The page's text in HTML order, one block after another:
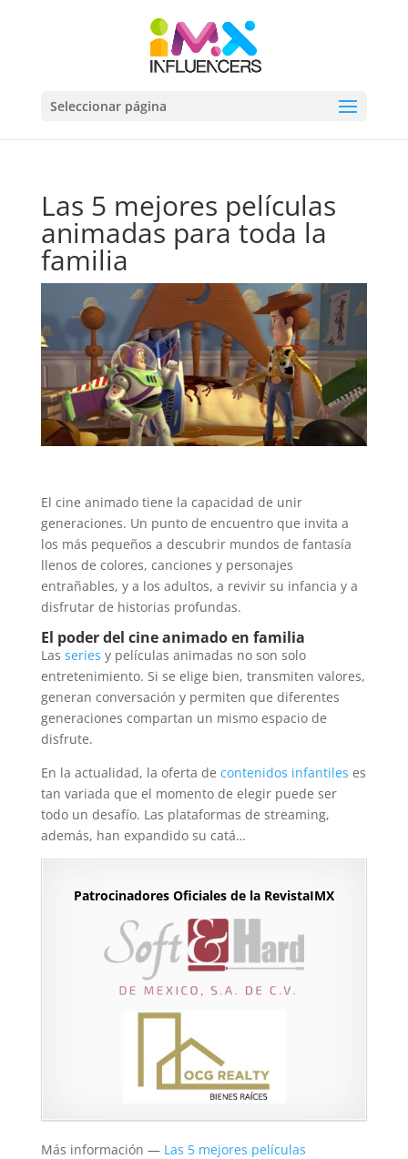
Seleccionar página
Las 5 mejores películas
animadas para toda la
familia
El cine animado tiene la capacidad de unir
generaciones. Un punto de encuentro que invita a
los más pequeños a descubrir mundos de fantasía
llenos de colores, canciones y personajes
entrañables, y a los adultos, a revivir su infancia y a
disfrutar de historias profundas.
El poder del cine animado en familia
Las series y películas animadas no son solo
entretenimiento. Si se elige bien, transmiten valores,
generan conversación y permiten que diferentes
generaciones compartan un mismo espacio de
disfrute.
En la actualidad, la oferta de contenidos infantiles es
tan variada que el momento de elegir puede ser
todo un desafío. Las plataformas de streaming,
además, han expandido su catá…
Patrocinadores Oficiales de la RevistaIMX
Más información — Las 5 mejores películas